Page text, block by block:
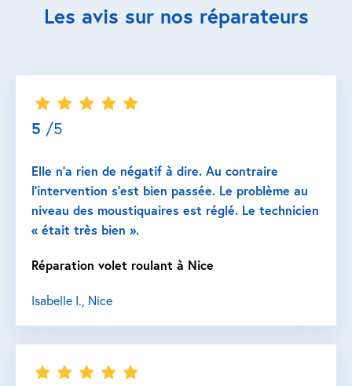
Les avis sur nos réparateurs
5 /5
Elle n’a rien de négatif à dire. Au contraire
l’intervention s’est bien passée. Le problème au
niveau des moustiquaires est réglé. Le technicien
« était très bien ».
Réparation volet roulant à Nice
Isabelle I., Nice